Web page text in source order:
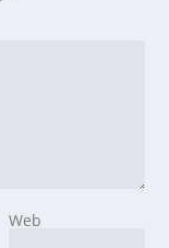
Web